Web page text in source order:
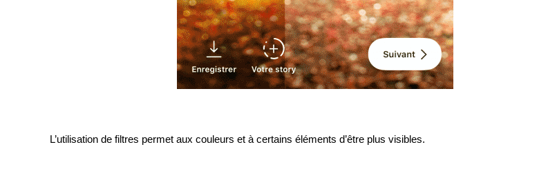
L’utilisation de filtres permet aux couleurs et à certains éléments d’être plus visibles.